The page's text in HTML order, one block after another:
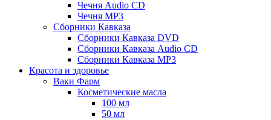
Чечня Audio CD
Чечня MP3
Сборники Кавказа
Сборники Кавказа DVD
Сборники Кавказа Audio CD
Сборники Кавказа MP3
Красота и здоровье
Ваки Фарм
Косметические масла
100 мл
50 мл